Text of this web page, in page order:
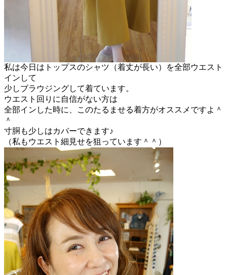
私は今日はトップスのシャツ（着丈が長い）を全部ウエスト
インして
少しブラウジングして着ています。
ウエスト回りに自信がない方は
全部インした時に、このたるませる着方がオススメですよ＾
＾
寸胴も少しはカバーできます♪
（私もウエスト細見せを狙っています＾＾）